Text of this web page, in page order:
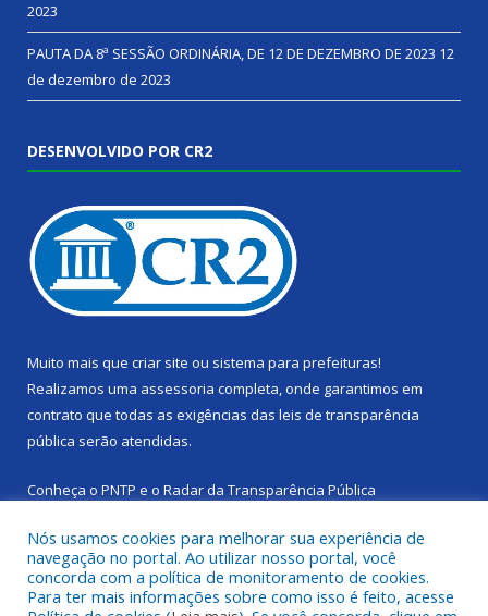
2023
PAUTA DA 8ª SESSÃO ORDINÁRIA, DE 12 DE DEZEMBRO DE 2023 12
de dezembro de 2023
DESENVOLVIDO POR CR2
Muito mais que criar site ou sistema para prefeituras!
Realizamos uma assessoria completa, onde garantimos em
contrato que todas as exigências das leis de transparência
pública serão atendidas.
Conheça o PNTP e o Radar da Transparência Pública
Todos os direitos reservados a Câmara Municipal de Cachoeira
Nós usamos cookies para melhorar sua experiência de
navegação no portal. Ao utilizar nosso portal, você
concorda com a política de monitoramento de cookies.
Para ter mais informações sobre como isso é feito, acesse